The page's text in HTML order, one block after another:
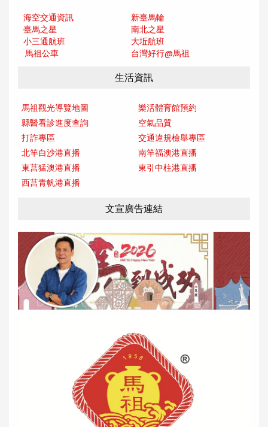
海空交通資訊
新臺馬輪
臺馬之星
南北之星
小三通航班
大坵航班
馬祖公車
台灣好行@馬祖
生活資訊
馬祖觀光導覽地圖
樂活體育館預約
縣醫看診進度查詢
空氣品質
打詐專區
交通違規檢舉專區
北竿白沙港直播
南竿福澳港直播
東莒猛澳港直播
東引中柱港直播
西莒青帆港直播
文宣廣告連結